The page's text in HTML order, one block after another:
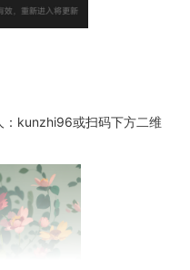
：kunzhi96或扫码下方二维